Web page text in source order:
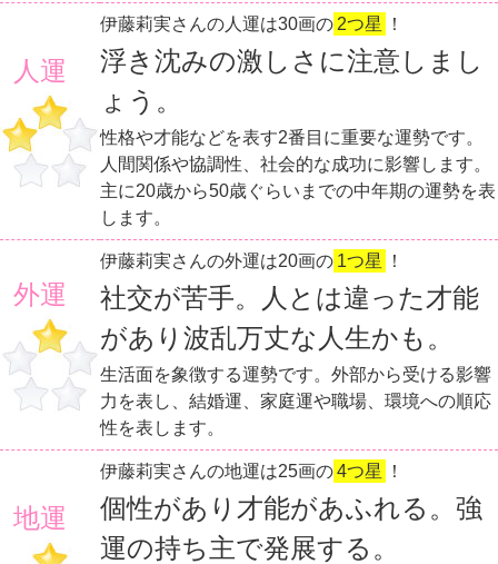
人運
伊藤莉実さんの人運は30画の 2つ星 ！
浮き沈みの激しさに注意しまし
ょう。
性格や才能などを表す2番目に重要な運勢です。
人間関係や協調性、社会的な成功に影響します。
主に20歳から50歳ぐらいまでの中年期の運勢を表
します。
外運
伊藤莉実さんの外運は20画の 1つ星 ！
社交が苦手。人とは違った才能
があり波乱万丈な人生かも。
生活面を象徴する運勢です。外部から受ける影響
力を表し、結婚運、家庭運や職場、環境への順応
性を表します。
地運
伊藤莉実さんの地運は25画の4つ星 ！
個性があり才能があふれる。強
運の持ち主で発展する。